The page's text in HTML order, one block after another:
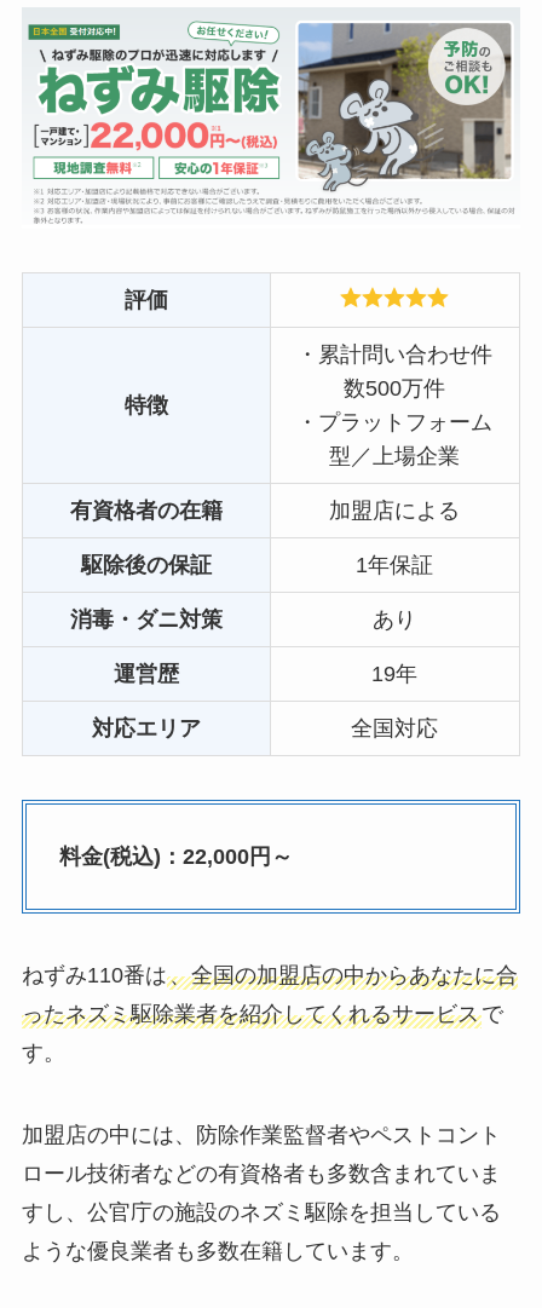
評価
特徴
・累計問い合わせ件
数500万件
・プラットフォーム
型／上場企業
有資格者の在籍 加盟店による
駆除後の保証 1年保証
消毒・ダニ対策 あり
運営歴 19年
対応エリア 全国対応
料金(税込)：22,000円～
ねずみ110番は、全国の加盟店の中からあなたに合
ったネズミ駆除業者を紹介してくれるサービスで
す。
加盟店の中には、防除作業監督者やペストコント
ロール技術者などの有資格者も多数含まれていま
すし、公官庁の施設のネズミ駆除を担当している
ような優良業者も多数在籍しています。